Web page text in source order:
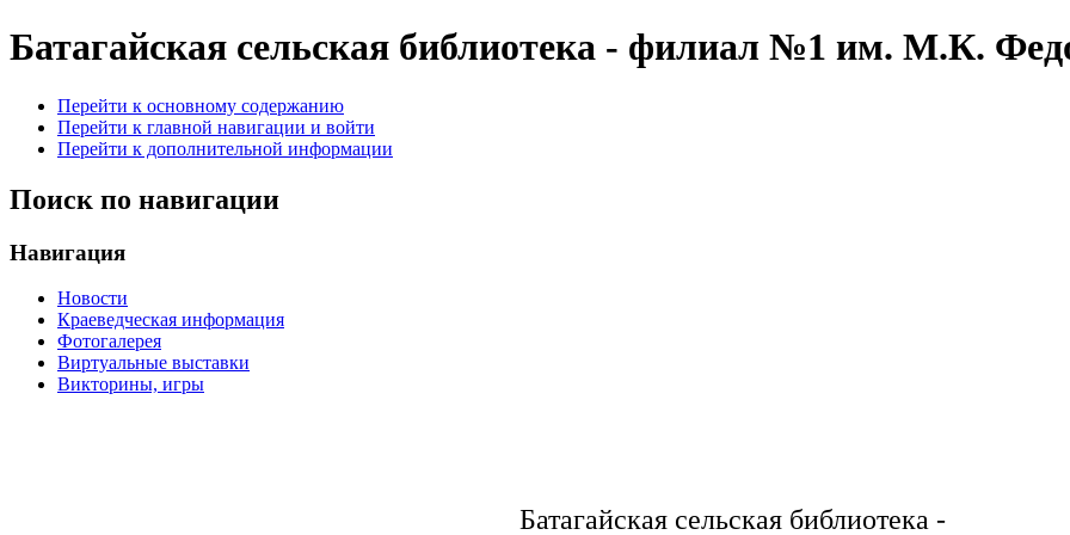
Батагайская сельская библиотека - филиал №1 им. М.К.
Перейти к основному содержанию
Перейти к главной навигации и войти
Перейти к дополнительной информации
Поиск по навигации
Навигация
Новости
Краеведческая информация
Фотогалерея
Виртуальные выставки
Викторины, игры
Батагайская сельская библиотека -